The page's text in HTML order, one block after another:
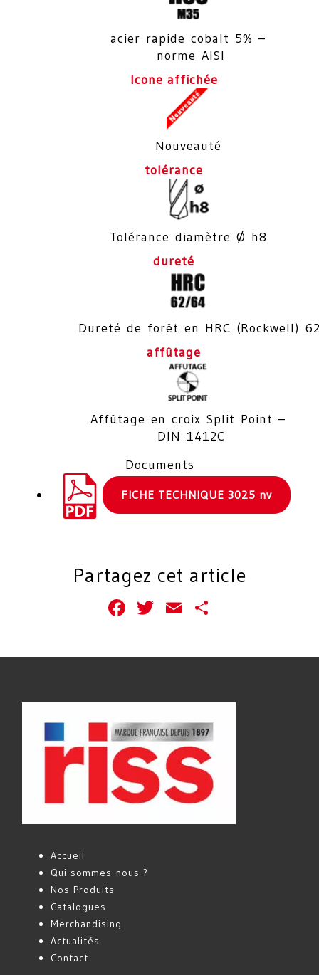
acier rapide cobalt 5% –
norme AISI
Icone affichée
Nouveauté
tolérance
Tolérance diamètre Ø h8
dureté
Dureté de forêt en HRC (Rockwell)
affûtage
Affûtage en croix Split Point –
DIN 1412C
Documents
FICHE TECHNIQUE 3025 nv
Partagez cet article
Facebook
Twitter
Email
Accueil
Qui sommes-nous ?
Nos Produits
Catalogues
Merchandising
Actualités
Contact